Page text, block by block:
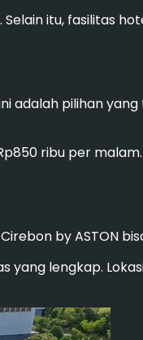
itu, fasilitas
adalah pilihan
ribu per
by ASTON
yang lengkap.